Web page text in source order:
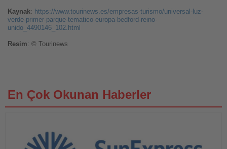
Kaynak: https://www.tourinews.es/empresas-turismo/universal-luz-
verde-primer-parque-tematico-europa-bedford-reino-
unido_4490146_102.html
Resim: © Tourinews
En Çok Okunan Haberler